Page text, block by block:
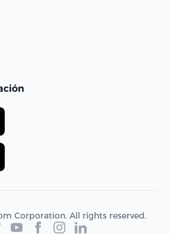
Corporation. All rights reserved.